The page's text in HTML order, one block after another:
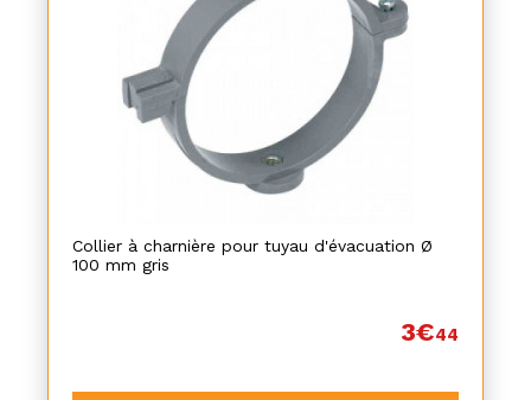
Collier à charnière pour tuyau d'évacuation Ø
100 mm gris
3€44